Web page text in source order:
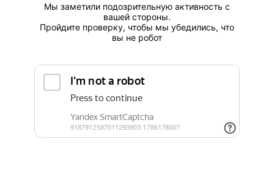
Мы заметили подозрительную активность с
вашей стороны.
Пройдите проверку, чтобы мы убедились, что
вы не робот